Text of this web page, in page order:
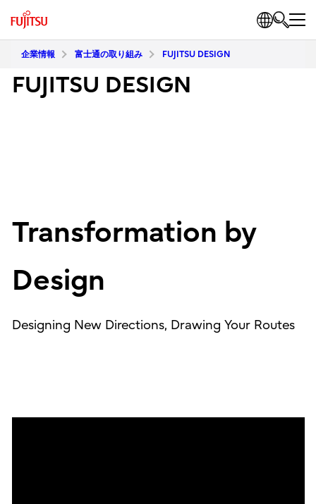
企業情報 富士通の取り組み FUJITSU DESIGN
FUJITSU DESIGN
Transformation by
Design
Designing New Directions, Drawing Your Routes